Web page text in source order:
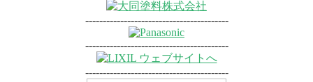
-----------------------------------------
-----------------------------------------
-----------------------------------------